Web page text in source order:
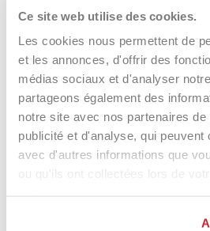
Ce site web utilise des cookies.
Les cookies nous permettent de
et les annonces, d'offrir des
médias sociaux et d'analyser
partageons également des
notre site avec nos partenaires
publicité et d'analyse, qui
avec d'autres informations que
ou qu'ils ont collectées lors de
les frappes
La technologie Soft Spotoptimise la
n'est pas parfaitement centré, vous
votre direction et votre stabilité
difficiles.
À qui
raquette de